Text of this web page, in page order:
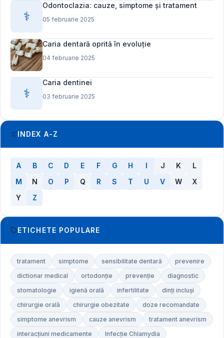
⚕️
Odontoclazia: cauze, simptome și tratament
05 februarie 2025
Caria dentară oprită în evoluție
04 februarie 2025
⚕️
Caria dentinei
03 februarie 2025
INDEX A-Z
A B C D E F G H I J K
L
M
N O P Q R S T U V W
X
Y
Z
ETICHETE POPULARE
tratament simptome sensibilitate dentară
prevenire
dictionar medical
ortodonție prevenție
diagnostic
stomatologie
igienă orală infertilitate
dinți incluși
chirurgie orală
chirurgie obezitate
doze recomandate
simptome anevrism
cauze anevrism
tratament anevrism
interacțiuni medicamente
Infecție Chlamydia